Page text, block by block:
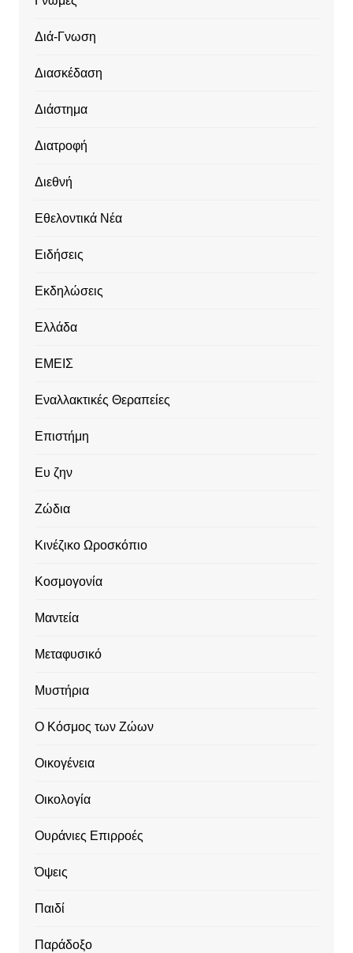
Διά-Γνωση
Διασκέδαση
Διάστημα
Διατροφή
Διεθνή
Εθελοντικά Νέα
Ειδήσεις
Εκδηλώσεις
Ελλάδα
ΕΜΕΙΣ
Εναλλακτικές Θεραπείες
Επιστήμη
Ευ ζην
Ζώδια
Κινέζικο Ωροσκόπιο
Κοσμογονία
Μαντεία
Μεταφυσικό
Μυστήρια
Ο Κόσμος των Ζώων
Οικογένεια
Οικολογία
Ουράνιες Επιρροές
Όψεις
Παιδί
Παράδοξο